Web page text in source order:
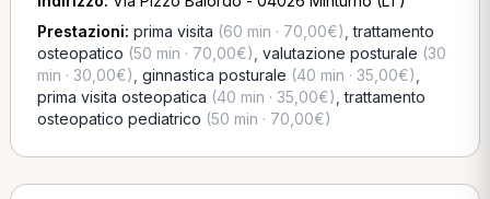
Prestazioni: prima visita (60 min · 70,00€) ,trattamento
osteopatico (50 min · 70,00€) valutazione posturale (30
min · 30,00€) ginnastica posturale (40 min · 35,00€)
prima visita osteopatica (40 min · 35,00€) ,trattamento
osteopatico pediatrico (50 min · 70,00€)